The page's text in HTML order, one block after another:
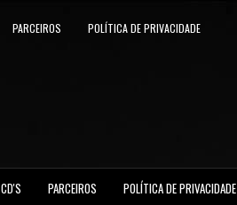
PARCEIROS POLÍTICA DE PRIVACIDADE
CD'S PARCEIROS POLÍTICA DE PRIVACIDADE